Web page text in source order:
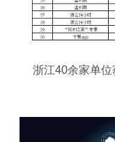
浙江40余家单